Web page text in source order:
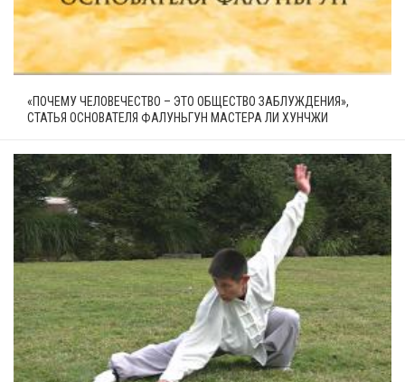
«ПОЧЕМУ ЧЕЛОВЕЧЕСТВО – ЭТО ОБЩЕСТВО ЗАБЛУЖДЕНИЯ»,
СТАТЬЯ ОСНОВАТЕЛЯ ФАЛУНЬГУН МАСТЕРА ЛИ ХУНЧЖИ